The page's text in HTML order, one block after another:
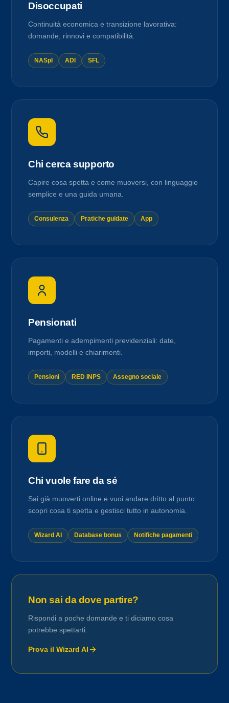
Disoccupati
Continuità economica e transizione lavorativa:
domande, rinnovi e compatibilità.
NASpI ADI SFL
Chi cerca supporto
Capire cosa spetta e come muoversi, con linguaggio
semplice e una guida umana.
Consulenza Pratiche guidate App
Pensionati
Pagamenti e adempimenti previdenziali: date,
importi, modelli e chiarimenti.
Pensioni RED INPS Assegno sociale
Chi vuole fare da sé
Sai già muoverti online e vuoi andare dritto al punto:
scopri cosa ti spetta e gestisci tutto in autonomia.
Wizard AI Database bonus Notifiche pagamenti
Non sai da dove partire?
Rispondi a poche domande e ti diciamo cosa
potrebbe spettarti.
Prova il Wizard AI